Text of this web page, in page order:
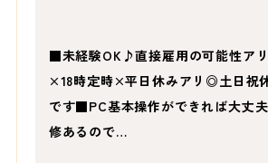
■未経験OK♪直接雇用の可能性ア
×18時定時×平日休みアリ◎土日祝
です■PC基本操作ができれば大丈
修あるので…